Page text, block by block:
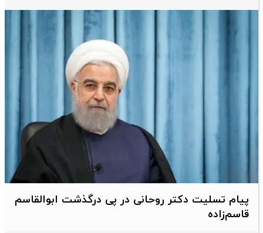
پیام تسلیت دکتر روحانی در پی درگذشت ابوالقاسم
قاسم‌زاده